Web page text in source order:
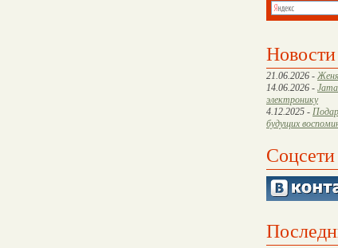
Новости
21.06.2026 - Женя
14.06.2026 -
электронику
4.12.2025 -
будущих
Соцсети